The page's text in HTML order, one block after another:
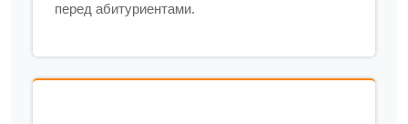
перед абитуриентами.